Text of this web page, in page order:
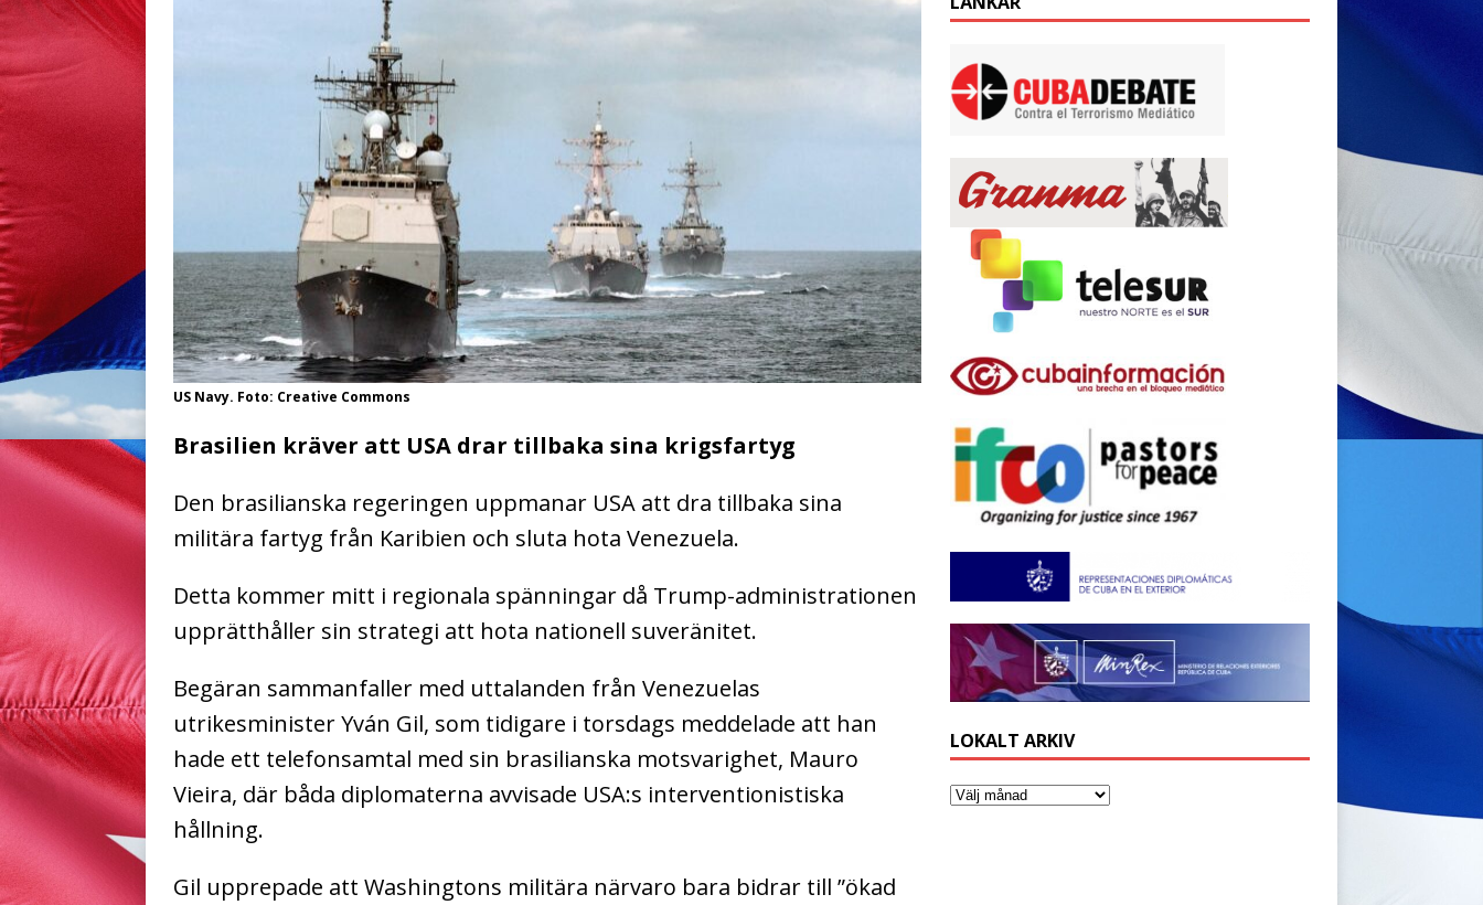
US Navy. Foto: Creative Commons
Brasilien kräver att USA drar tillbaka sina krigsfartyg
Den brasilianska regeringen uppmanar USA att dra tillbaka sina
militära fartyg från Karibien och sluta hota Venezuela.
Detta kommer mitt i regionala spänningar då Trump-administrationen
upprätthåller sin strategi att hota nationell suveränitet.
Begäran sammanfaller med uttalanden från Venezuelas
utrikesminister Yván Gil, som tidigare i torsdags meddelade att han
hade ett telefonsamtal med sin brasilianska motsvarighet, Mauro
Vieira, där båda diplomaterna avvisade USA:s interventionistiska
hållning.
Gil upprepade att Washingtons militära närvaro bara bidrar till ”ökad
LOKALT ARKIV